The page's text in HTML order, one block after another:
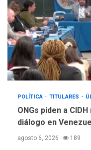
POLÍTICA TITULARES
ONGs piden a
diálogo en
agosto 6, 2026 189